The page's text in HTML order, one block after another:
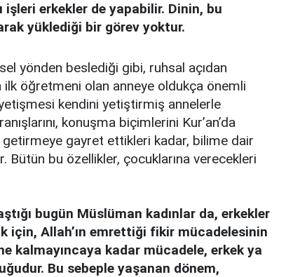
işleri erkekler de yapabilir. Dinin, bu
yüklediği bir görev yoktur.
yönden beslediği gibi, ruhsal açıdan
öğretmeni olan anneye oldukça önemli
kendini yetiştirmiş annelerle
konuşma biçimlerini Kur’an’da
getirmeye gayret ettikleri kadar, bilime dair
bu özellikler, çocuklarına verecekleri
bugün Müslüman kadınlar da, erkekler
için, Allah’ın emrettiği fikir mücadelesinin
kalmayıncaya kadar mücadele, erkek ya
Bu sebeple yaşanan dönem,